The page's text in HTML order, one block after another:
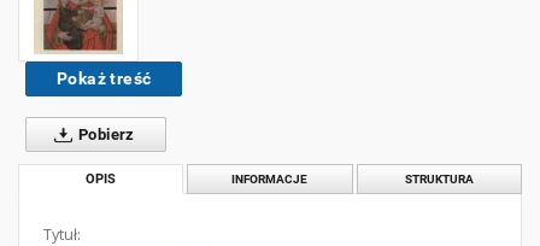
Pokaż treść
Pobierz
OPIS INFORMACJE STRUKTURA
Tytuł: